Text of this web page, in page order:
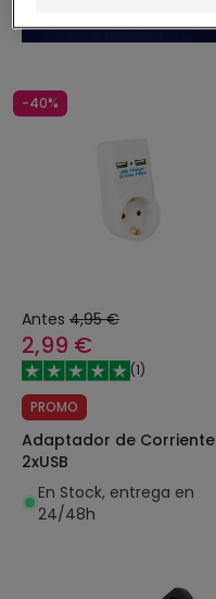
-40%
Antes 4,95 €
2,99 €
(1)
PROMO
Adaptador de Corriente
2xUSB
En Stock, entrega en
24/48h